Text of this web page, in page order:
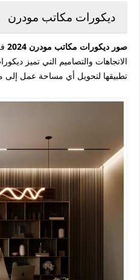
ديكورات مكاتب مودرن
صور ديكورات مكاتب مودرن 2024
الاتجاهات والتصاميم التي تميز
تطبيقها لتحويل أي مساحة عمل إلى